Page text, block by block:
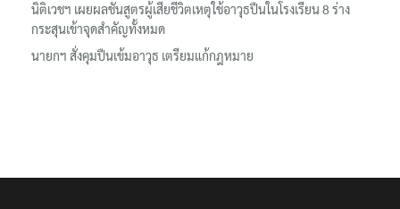
นิติเวชฯ เผยผลชันสูตรผู้เสียชีวิตเหตุใช้อาวุธปืนในโรงเรียน 8 ร่าง
กระสุนเข้าจุดสำคัญทั้งหมด
นายกฯ สั่งคุมปืนเข้มอาวุธ เตรียมแก้กฎหมาย